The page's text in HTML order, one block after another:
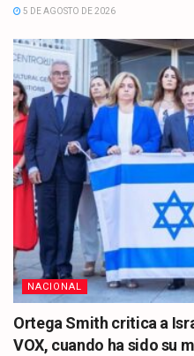
5 DE AGOSTO DE 2026
NACIONAL
Ortega Smith critica a
VOX, cuando ha sido su